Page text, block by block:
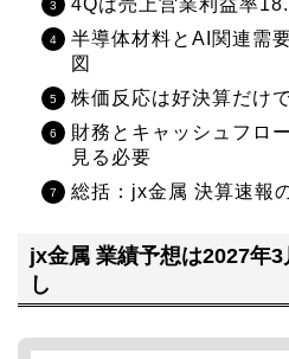
4Qは売上営業利益率
半導体材料とAI関連需
図
株価反応は好決算だけ
財務とキャッシュフロ
見る必要
総括：jx金属 決算速報
jx金属 業績予想は2027年
し